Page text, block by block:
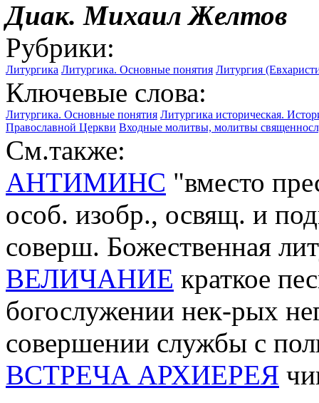
Диак.Михаил Желтов
Рубрики:
Литургика Литургика. Основные понятия Литургия
Ключевые слова:
Литургика. Основные понятия Литургика историческая.
Православной Церкви Входные молитвы, молитвы
См.также:
АНТИМИНС "вместо
особ. изобр., освящ. и
соверш. Божественная
ВЕЛИЧАНИЕ краткое
богослужении нек-рых
совершении службы с
ВСТРЕЧА АРХИЕРЕЯ